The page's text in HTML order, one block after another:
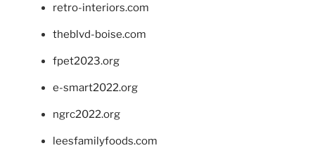
retro-interiors.com
theblvd-boise.com
fpet2023.org
e-smart2022.org
ngrc2022.org
leesfamilyfoods.com